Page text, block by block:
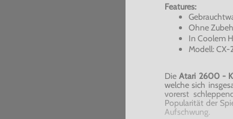
Features:
Ohne
In Coolem
Modell:
DieAtari 2600 -
welche sich
vorerst
Popularität der
Aufschwung.